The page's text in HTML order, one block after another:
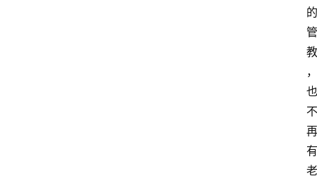
的
管
教
，
也
不
再
有
老